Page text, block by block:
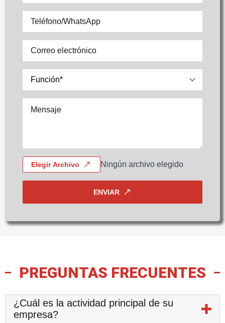
electrónico
*
Elegir Archivo Ningún archivo elegido
ENVIAR
PREGUNTAS FRECUENTES
¿Cuál es la actividad principal de su
empresa?